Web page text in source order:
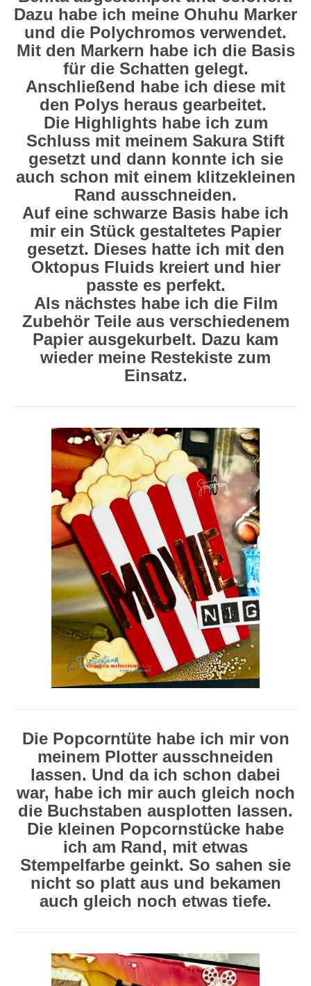
Dazu habe ich meine Ohuhu Marker
und die Polychromos verwendet.
Mit den Markern habe ich die Basis
für die Schatten gelegt.
Anschließend habe ich diese mit
den Polys heraus gearbeitet.
Die Highlights habe ich zum
Schluss mit meinem Sakura Stift
gesetzt und dann konnte ich sie
auch schon mit einem klitzekleinen
Rand ausschneiden.
Auf eine schwarze Basis habe ich
mir ein Stück gestaltetes Papier
gesetzt. Dieses hatte ich mit den
Oktopus Fluids kreiert und hier
passte es perfekt.
Als nächstes habe ich die Film
Zubehör Teile aus verschiedenem
Papier ausgekurbelt. Dazu kam
wieder meine Restekiste zum
Einsatz.
Die Popcorntüte habe ich mir von
meinem Plotter ausschneiden
lassen. Und da ich schon dabei
war, habe ich mir auch gleich noch
die Buchstaben ausplotten lassen.
Die kleinen Popcornstücke habe
ich am Rand, mit etwas
Stempelfarbe geinkt. So sahen sie
nicht so platt aus und bekamen
auch gleich noch etwas tiefe.